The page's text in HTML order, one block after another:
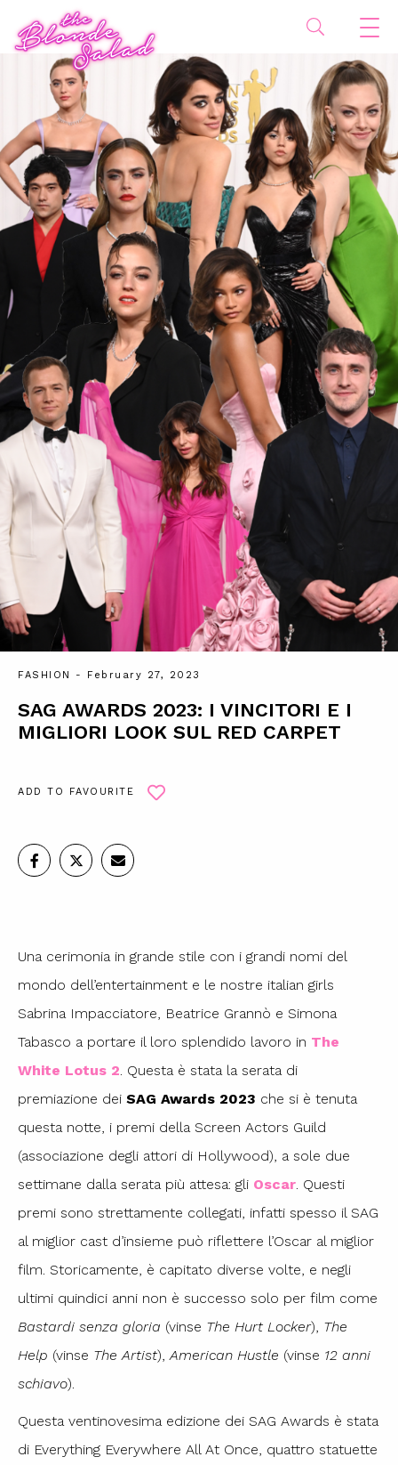
FASHION - February 27, 2023
SAG AWARDS 2023: I VINCITORI E I
MIGLIORI LOOK SUL RED CARPET
ADD TO FAVOURITE
Una cerimonia in grande stile con i grandi nomi del
mondo dell’entertainment e le nostre italian girls
Sabrina Impacciatore, Beatrice Grannò e Simona
Tabasco a portare il loro splendido lavoro in The
White Lotus 2 . Questa è stata la serata di
premiazione dei SAG Awards 2023 che si è tenuta
questa notte, i premi della Screen Actors Guild
(associazione degli attori di Hollywood), a sole due
settimane dalla serata più attesa: gli Oscar . Questi
premi sono strettamente collegati, infatti spesso il SAG
al miglior cast d’insieme può riflettere l’Oscar al miglior
film. Storicamente, è capitato diverse volte, e negli
ultimi quindici anni non è successo solo per film come
Bastardi senza gloria (vinse The Hurt Locker), The
Help (vinse The Artist), American Hustle (vinse 12 anni
schiavo).
Questa ventinovesima edizione dei SAG Awards è stata
di Everything Everywhere All At Once, quattro statuette